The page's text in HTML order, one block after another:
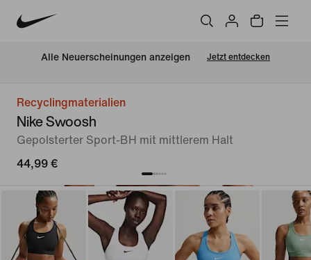
Alle Neuerscheinungen anzeigen Jetzt entdecken
Recyclingmaterialien
Nike Swoosh
Gepolsterter Sport-BH mit mittlerem Halt
44,99 €